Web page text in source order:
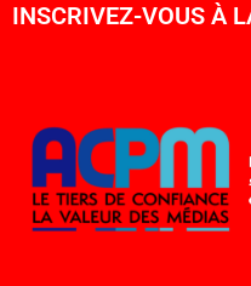
INSCRIVEZ-VOUS À